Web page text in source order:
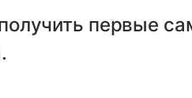
первые